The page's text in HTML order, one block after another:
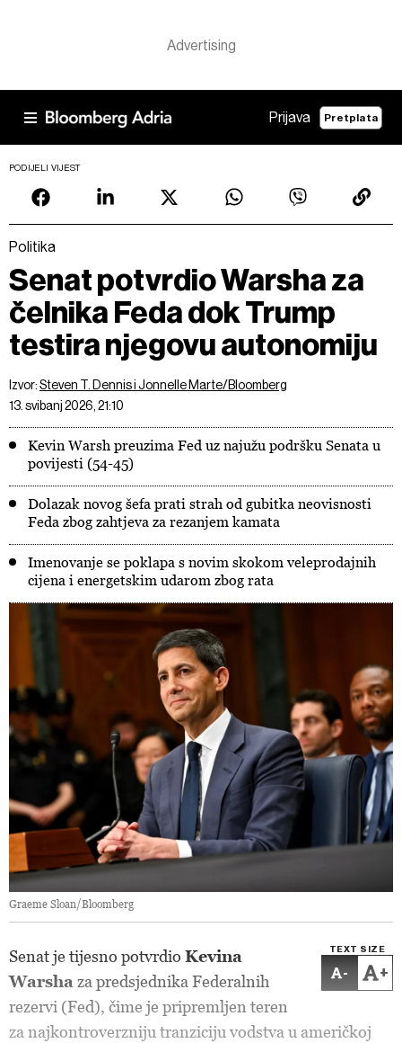
Prijava Pretplata
PODIJELI VIJEST
Politika
Senat potvrdio Warsha za
čelnika Feda dok Trump
testira njegovu autonomiju
Izvor:Steven T. Dennis i Jonnelle Marte/Bloomberg
13. svibanj 2026, 21:10
Kevin Warsh preuzima Fed uz najužu podršku Senata u
povijesti (54-45)
Dolazak novog šefa prati strah od gubitka neovisnosti
Feda zbog zahtjeva za rezanjem kamata
Imenovanje se poklapa s novim skokom veleprodajnih
cijena i energetskim udarom zbog rata
Graeme Sloan/Bloomberg
TEXT SIZE
- +
Senat je tijesno potvrdio Kevina
Warsha za predsjednika Federalnih
rezervi (Fed), čime je pripremljen teren
za najkontroverzniju tranziciju vodstva u američkoj